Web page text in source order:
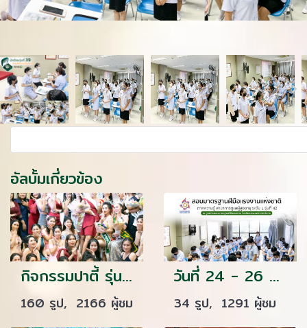
อัลบั้มเกี่ยวข้อง
กิจกรรมปาตี้ รุ่น 36 ณ อาคารโดมอรอุบลเวดดิ้ง สตูดิโอ
160 รูป, 2166 ผู้ชม
วันที่ 24 - 26 มิถุนายน 2565 นักเรียนพนักงานผู้การบริบาล รุ่น 42 สอบมาตรฐานฝีมือแรงงานแห่งชาติ ภาคความสามารถ สาขาการดูแลผู้สูงอายุ ระดับที่ 1 ณ ศูนย์ทดสอบมาตรฐานฝีมือแรงงาน โรงเรียนเดอะแคร์การบริบาล
34 รูป, 1291 ผู้ชม